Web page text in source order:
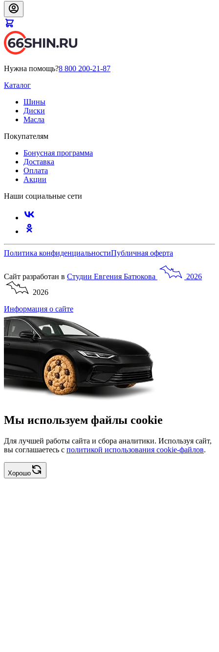
Нужна помощь?8 800 200-21-87
Каталог
Шины
Диски
Масла
Покупателям
Бонусная программа
Доставка
Оплата
Акции
Наши социальные сети
Политика конфиденциальностиПубличная оферта
Сайт разработан в Студии Евгения Батюкова
2026
2026
Информация о сайте
Мы используем файлы cookie
Для лучшей работы сайта и сбора аналитики. Используя сайт,
вы соглашаетесь с политикой использования cookie-файлов.
Хорошо